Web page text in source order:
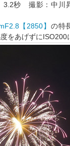
3.2秒 撮影：中
【2850】 の特
をあげずに